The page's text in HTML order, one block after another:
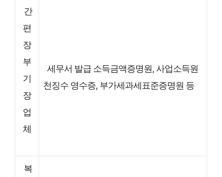
간
편
장
부
기
장
업
체
세무서 발급 소득금액증명원, 사업소득원
천징수 영수증, 부가세과세표준증명원 등
복